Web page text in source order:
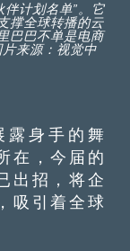
计划名单”。它
撑全球转播的云
巴巴不单是电商
来源：视觉中
身手的舞
在，今届的
出招，将企
吸引着全球